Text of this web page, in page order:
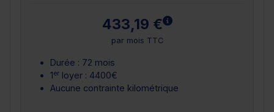
433,19 € En savoir plus
par mois TTC
Durée : 72 mois
1er loyer : 4400€
Aucune contrainte kilométrique